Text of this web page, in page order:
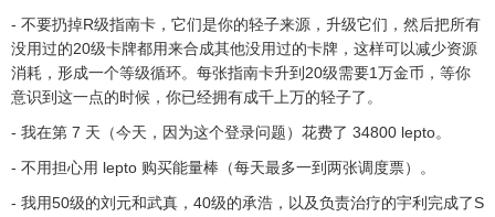
- 不要扔掉R级指南卡，它们是你的轻子来源，升级它们，然后把所有
没用过的20级卡牌都用来合成其他没用过的卡牌，这样可以减少资源
消耗，形成一个等级循环。每张指南卡升到20级需要1万金币，等你
意识到这一点的时候，你已经拥有成千上万的轻子了。
- 我在第 7 天（今天，因为这个登录问题）花费了 34800 lepto。
- 不用担心用 lepto 购买能量棒（每天最多一到两张调度票）。
- 我用50级的刘元和武真，40级的承浩，以及负责治疗的宇利完成了S